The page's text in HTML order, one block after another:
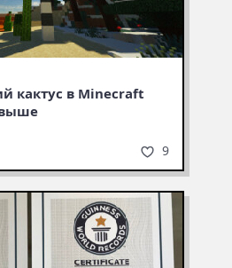
кактус в Minecraft
9